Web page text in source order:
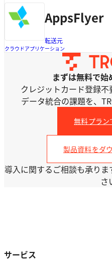
AppsFlyer
転送元
クラウドアプリケーション
まずは無料で始
クレジットカード登録不
データ統合の課題を、
無料プラン
製品資料をダ
導入に関するご相談も承り
さ
サービス